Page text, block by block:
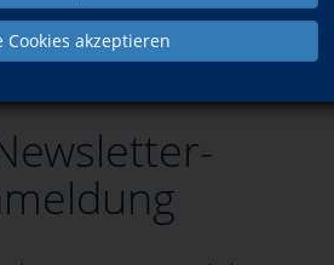
Cookies akzeptieren